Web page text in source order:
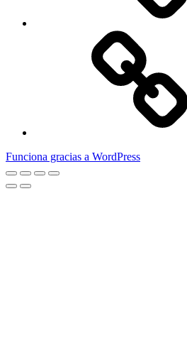
Funciona gracias a WordPress